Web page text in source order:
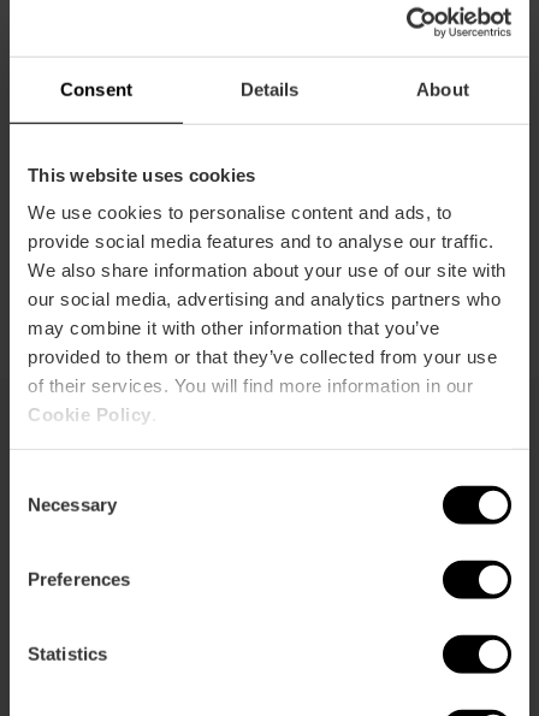
Consent Details About
This website uses cookies
We use cookies to personalise content and ads, to
provide social media features and to analyse our traffic.
We also share information about your use of our site with
our social media, advertising and analytics partners who
may combine it with other information that you’ve
provided to them or that they’ve collected from your use
of their services. You will find more information in our
Cookie Policy
Selection
Necessary
Preferences
Statistics
Routebeschrijving